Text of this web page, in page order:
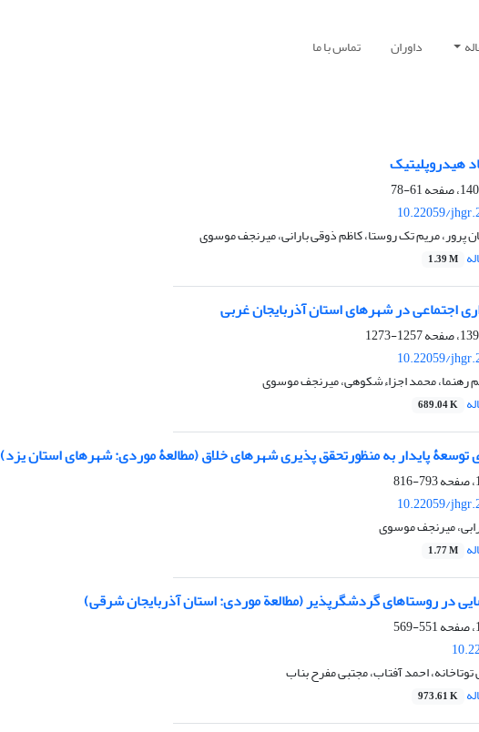
داوران تماس با ما
هیدروپلیتیک
61-78
10.22059/
مریم تک روستا، کاظم ذوقی بارانی، میرنجف موسوی
1.39 M
اجتماعی در شهرهای استان آذربایجان غربی
1257-1273
10.22059/
رهنما، محمد اجزاءشکوهی، میرنجف موسوی
689.04 K
پایدار به منظورتحقق پذیری شهرهای خلاق (مطالعۀ موردی: شهرهای استان یزد)
793-816
10.22059/
میرنجف موسوی
1.77 M
در روستاهای گردشگرپذیر (مطالعة موردی: استان آذربایجان شرقی)
551-569
احمد آفتاب، مجتبی مفرح بناب
973.61 K